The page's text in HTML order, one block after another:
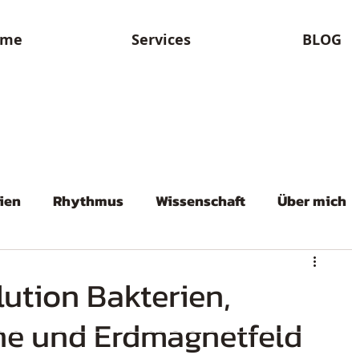
Services BLOG
Rhythmus Wissenschaft Über mich
Sport und Bewegung
Neurodegenerativ Licht Entwicklung
Bakterien,
und Erdmagnetfeld